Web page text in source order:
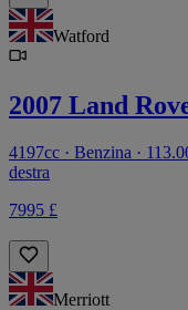
Watford
2007 Land
4197cc · Benzina ·
destra
7995 £
Merriott